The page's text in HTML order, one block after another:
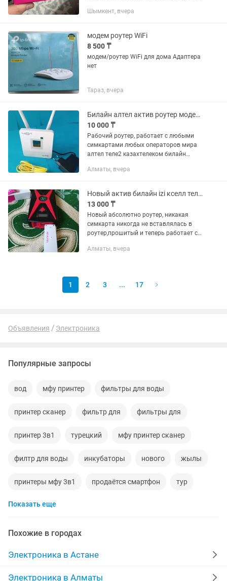
просто вставь SIM-карту, и у тебя будет
Шымкент, вчера
модем роутер WiFi
8 500 ₸
модем/роутер WiFi для дома Адаптера
нет
Тараз, вчера
Билайн алтел актив роутер модем вайфай стационарный
10 000 ₸
Рабочий роутер, работает с любыми
симкартами любых операторов мира
алтел теле2 казахтелеком билайн
вайфай сразу на 32 устройства
Алматы, вчера
Новый актив билайн izi кселл теле2 алтел роутер модем вайфай usb 4G
13 000 ₸
Новый абсолютно роутер, никакая
симкарта никогда не вставлялась в
роутер,прошитый и теперь работает с
операторов мира билайн актив кселл
Алматы, вчера
1 2 3 ... 17
Объявления Электроника
Популярные запросы
вод мфу принтер фильтры для воды
принтер сканер фильтр для фильтры для
принтер 3в1 турецкий мфу принтер сканер
филтр для воды инкубаторы нового жылы
принтеры мфу 3в1 продаётся смартфон тур
принтер сканер копир
принтер цветнои для инкубатора
аппарат для воды принтер бу цветной
Показать еще
Похожие в городах
Электроника в Астане
Электроника в Алматы